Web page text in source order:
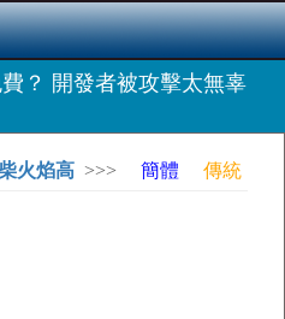
？ 開發者被攻擊太無辜
火焰高 >>> 簡體 傳統